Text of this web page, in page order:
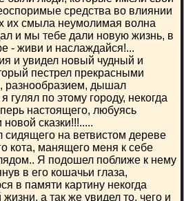
средства во влиянии
их смыла неумолимая волна
и мы тебе дали новую жизнь, в
- живи и наслаждайся!...
и увидел новый чудный и
пестрел прекрасными
разнообразием, дышал
по этому городу, некогда
настоящего, любуясь
сказки!!!.....
сидящего на ветвистом дереве
кота, манящего меня к себе
Я подошел поближе к нему
в его кошачьи глаза,
в памяти картину некогда
а так же увидел то, чего и